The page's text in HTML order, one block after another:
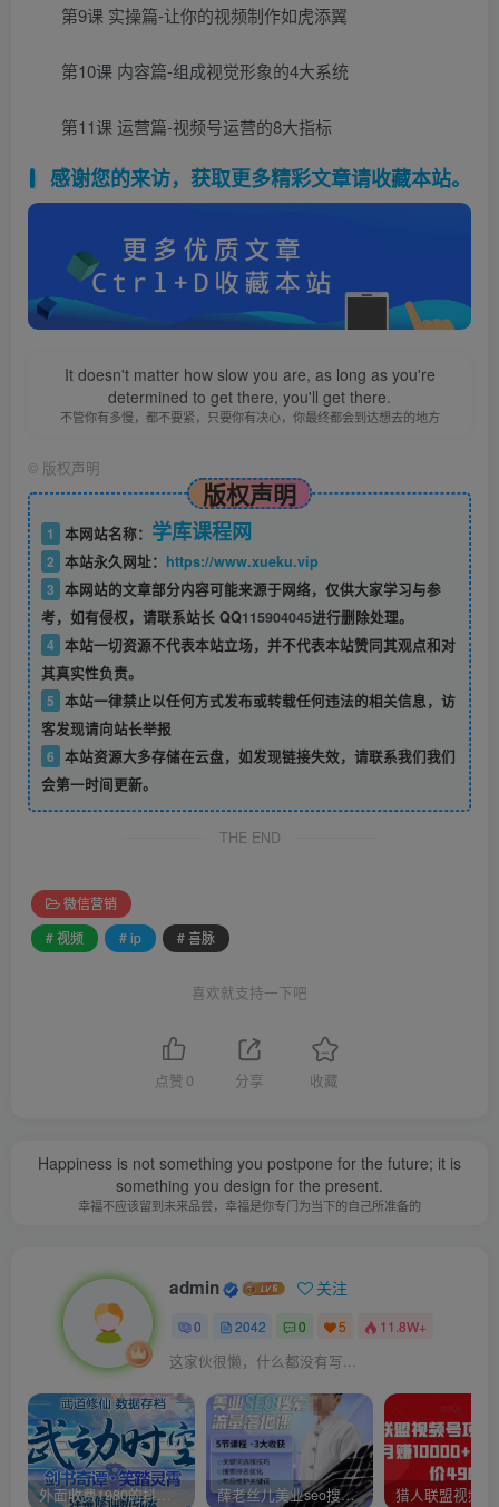
第9课 实操篇-让你的视频制作如虎添翼
第10课 内容篇-组成视觉形象的4大系统
第11课 运营篇-视频号运营的8大指标
感谢您的来访，获取更多精彩文章请收藏本站。
It doesn't matter how slow you are, as long as you're
determined to get there, you'll get there.
不管你有多慢，都不要紧，只要你有决心，你最终都会到达想去的地方
© 版权声明
版权声明
1 本网站名称： 学库课程网
2 本站永久网址： https://www.xueku.vip
3 本网站的文章部分内容可能来源于网络，仅供大家学习与参
考，如有侵权，请联系站长 QQ115904045进行删除处理。
4 本站一切资源不代表本站立场，并不代表本站赞同其观点和对
其真实性负责。
5 本站一律禁止以任何方式发布或转载任何违法的相关信息，访
客发现请向站长举报
6 本站资源大多存储在云盘，如发现链接失效，请联系我们我们
会第一时间更新。
THE END
微信营销
# 视频
# ip # 喜脉
喜欢就支持一下吧
点赞 0 分享 收藏
Happiness is not something you postpone for the future; it is
something you design for the present.
幸福不应该留到未来品尝，幸福是你专门为当下的自己所准备的
admin 关注
0 2042 0 5 11.8W+
这家伙很懒，什么都没有写...
外面收费1980的抖音武动时空直播项目，无需真人出镜，实时互动直播【软件+详细教程】 薛老丝儿美业seo搜索流量落地课，一周暴涨20w粉丝，全干货讲解